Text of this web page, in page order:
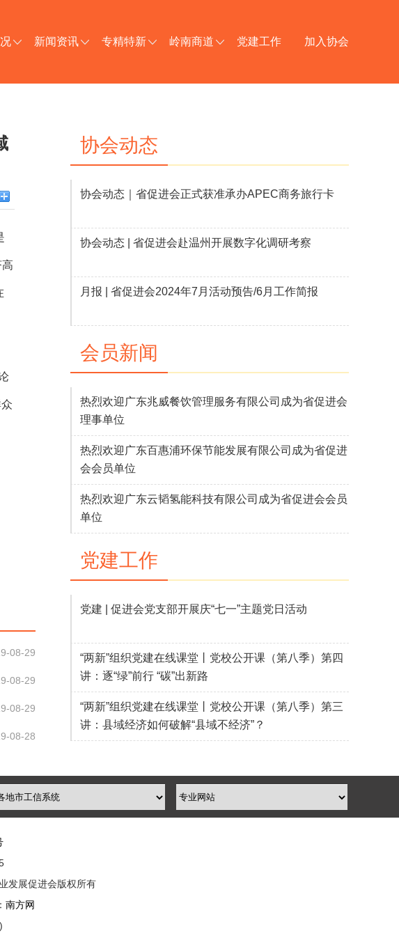
新闻资讯 专精特新 岭南商道 党建工作 加入协会
08-29
08-29
08-29
08-28
协会动态
协会动态｜省促进会正式获准承办APEC商务旅行卡
协会动态 | 省促进会赴温州开展数字化调研考察
月报 | 省促进会2024年7月活动预告/6月工作简报
会员新闻
热烈欢迎广东兆威餐饮管理服务有限公司成为省促进会
理事单位
热烈欢迎广东百惠浦环保节能发展有限公司成为省促进
会会员单位
热烈欢迎广东云韬氢能科技有限公司成为省促进会会员
单位
党建工作
党建 | 促进会党支部开展庆“七一”主题党日活动
“两新”组织党建在线课堂丨党校公开课（第八季）第四
讲：逐“绿”前行 “碳”出新路
“两新”组织党建在线课堂丨党校公开课（第八季）第三
讲：县域经济如何破解“县域不经济”？
发展促进会版权所有
南方网